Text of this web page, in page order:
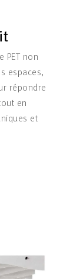
non
espaces,
répondre
en
et